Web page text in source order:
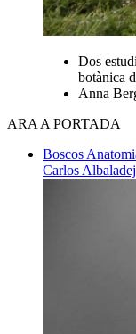
Dos
botànica
Anna
ARA A PORTADA
Boscos
Carlos